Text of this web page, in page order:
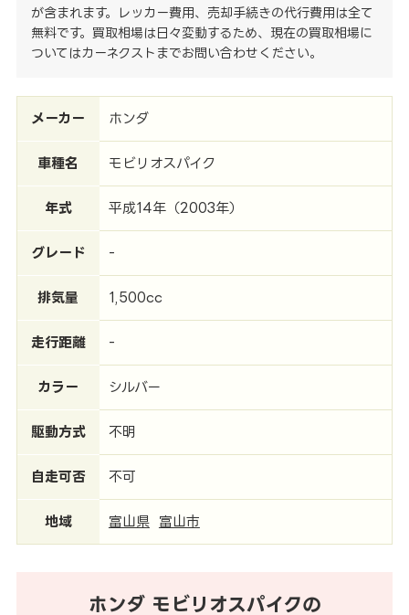
が含まれます。レッカー費用、売却手続きの代行費用は全て
無料です。買取相場は日々変動するため、現在の買取相場に
ついてはカーネクストまでお問い合わせください。
メーカー ホンダ
車種名 モビリオスパイク
年式 平成14年（2003年）
グレード -
排気量 1,500cc
走行距離 -
カラー シルバー
駆動方式 不明
自走可否 不可
地域 富山県 富山市
ホンダ モビリオスパイクの